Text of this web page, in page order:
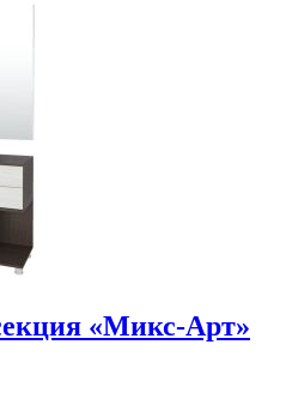
«Микс-Арт»